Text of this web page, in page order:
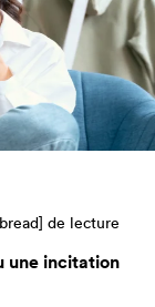
de lecture
une incitation